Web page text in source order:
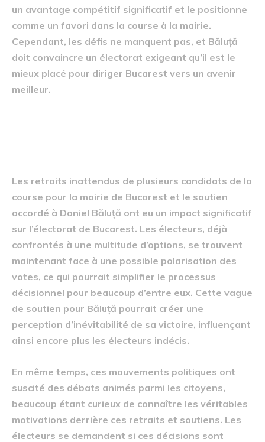
un avantage compétitif significatif et le positionne
comme un favori dans la course à la mairie.
Cependant, les défis ne manquent pas, et Băluță
doit convaincre un électorat exigeant qu’il est le
mieux placé pour diriger Bucarest vers un avenir
meilleur.
Les retraits inattendus de plusieurs candidats de la
course pour la mairie de Bucarest et le soutien
accordé à Daniel Băluță ont eu un impact significatif
sur l’électorat de Bucarest. Les électeurs, déjà
confrontés à une multitude d’options, se trouvent
maintenant face à une possible polarisation des
votes, ce qui pourrait simplifier le processus
décisionnel pour beaucoup d’entre eux. Cette vague
de soutien pour Băluță pourrait créer une
perception d’inévitabilité de sa victoire, influençant
ainsi encore plus les électeurs indécis.
En même temps, ces mouvements politiques ont
suscité des débats animés parmi les citoyens,
beaucoup étant curieux de connaître les véritables
motivations derrière ces retraits et soutiens. Les
électeurs se demandent si ces décisions sont